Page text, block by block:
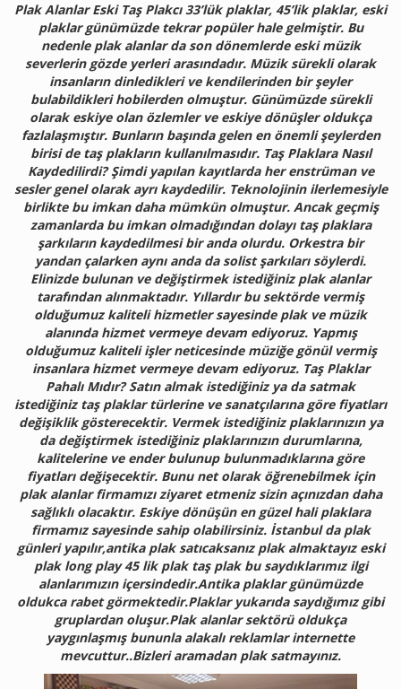
Plak Alanlar Eski Taş Plakcı 33’lük plaklar, 45’lik plaklar, eski
plaklar günümüzde tekrar popüler hale gelmiştir. Bu
nedenle plak alanlar da son dönemlerde eski müzik
severlerin gözde yerleri arasındadır. Müzik sürekli olarak
insanların dinledikleri ve kendilerinden bir şeyler
bulabildikleri hobilerden olmuştur. Günümüzde sürekli
olarak eskiye olan özlemler ve eskiye dönüşler oldukça
fazlalaşmıştır. Bunların başında gelen en önemli şeylerden
birisi de taş plakların kullanılmasıdır. Taş Plaklara Nasıl
Kaydedilirdi? Şimdi yapılan kayıtlarda her enstrüman ve
sesler genel olarak ayrı kaydedilir. Teknolojinin ilerlemesiyle
birlikte bu imkan daha mümkün olmuştur. Ancak geçmiş
zamanlarda bu imkan olmadığından dolayı taş plaklara
şarkıların kaydedilmesi bir anda olurdu. Orkestra bir
yandan çalarken aynı anda da solist şarkıları söylerdi.
Elinizde bulunan ve değiştirmek istediğiniz plak alanlar
tarafından alınmaktadır. Yıllardır bu sektörde vermiş
olduğumuz kaliteli hizmetler sayesinde plak ve müzik
alanında hizmet vermeye devam ediyoruz. Yapmış
olduğumuz kaliteli işler neticesinde müziğe gönül vermiş
insanlara hizmet vermeye devam ediyoruz. Taş Plaklar
Pahalı Mıdır? Satın almak istediğiniz ya da satmak
istediğiniz taş plaklar türlerine ve sanatçılarına göre fiyatları
değişiklik gösterecektir. Vermek istediğiniz plaklarınızın ya
da değiştirmek istediğiniz plaklarınızın durumlarına,
kalitelerine ve ender bulunup bulunmadıklarına göre
fiyatları değişecektir. Bunu net olarak öğrenebilmek için
plak alanlar firmamızı ziyaret etmeniz sizin açınızdan daha
sağlıklı olacaktır. Eskiye dönüşün en güzel hali plaklara
firmamız sayesinde sahip olabilirsiniz. İstanbul da plak
günleri yapılır,antika plak satıcaksanız plak almaktayız eski
plak long play 45 lik plak taş plak bu saydıklarımız ilgi
alanlarımızın içersindedir.Antika plaklar günümüzde
oldukca rabet görmektedir.Plaklar yukarıda saydığımız gibi
gruplardan oluşur.Plak alanlar sektörü oldukça
yaygınlaşmış bununla alakalı reklamlar internette
mevcuttur..Bizleri aramadan plak satmayınız.